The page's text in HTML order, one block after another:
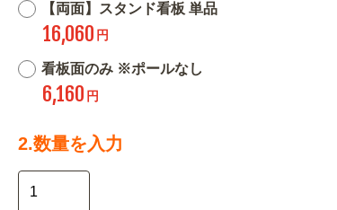
【両面】スタンド看板 単品
16,060 円
看板面のみ ※ポールなし
6,160 円
2.数量を入力